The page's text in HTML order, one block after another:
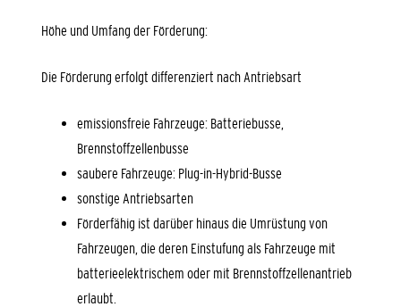
Höhe und Umfang der Förderung:
Die Förderung erfolgt differenziert nach Antriebsart
emissionsfreie Fahrzeuge: Batteriebusse,
Brennstoffzellenbusse
saubere Fahrzeuge: Plug-in-Hybrid-Busse
sonstige Antriebsarten
Förderfähig ist darüber hinaus die Umrüstung von
Fahrzeugen, die deren Einstufung als Fahrzeuge mit
batterieelektrischem oder mit Brennstoffzellenantrieb
erlaubt.